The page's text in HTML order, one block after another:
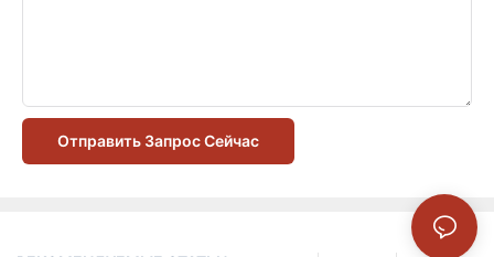
Отправить Запрос Сейчас